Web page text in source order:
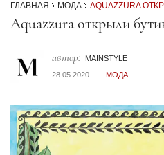
ГЛАВНАЯ МОДА AQUAZZURA
Секция статей
Aquazzura открыли
автор:
MAINSTYLE
28.05.2020
МОДА